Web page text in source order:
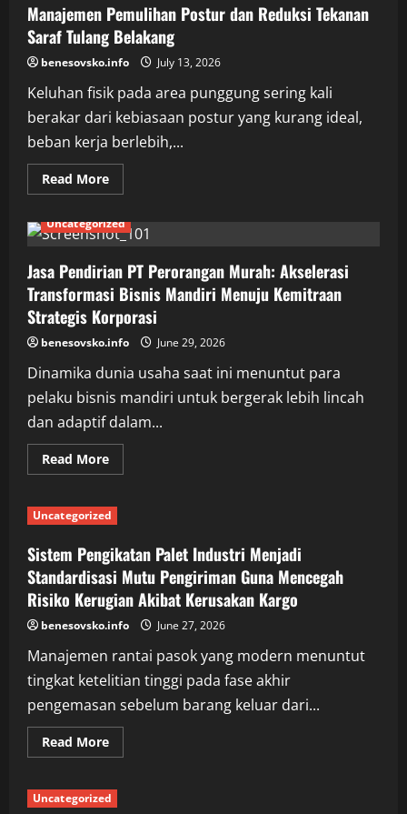
Solusi
Legalitas
Cepat
dan
Aman
untuk
Skala
Up
Bisnis
Guna
Mempercepat
Ekspansi
Pasar
Manajemen Pemulihan Postur dan Reduksi Tekanan
Saraf Tulang Belakang
benesovsko.info July 13, 2026
Keluhan fisik pada area punggung sering kali
berakar dari kebiasaan postur yang kurang ideal,
beban kerja berlebih,...
Read MoreRead
more
Pemulihan
Postur
Reduksi
Tekanan
Saraf
Tulang
Belakang
Uncategorized
Jasa Pendirian PT Perorangan Murah: Akselerasi
Transformasi Bisnis Mandiri Menuju Kemitraan
Strategis Korporasi
benesovsko.info June 29, 2026
Dinamika dunia usaha saat ini menuntut para
pelaku bisnis mandiri untuk bergerak lebih lincah
dan adaptif dalam...
Read MoreRead
more
Pendirian
PT
Murah:
Akselerasi
Transformasi
Bisnis
Mandiri
Menuju
Kemitraan
Strategis
Korporasi
Uncategorized
Sistem Pengikatan Palet Industri Menjadi
Standardisasi Mutu Pengiriman Guna Mencegah
Risiko Kerugian Akibat Kerusakan Kargo
benesovsko.info June 27, 2026
Manajemen rantai pasok yang modern menuntut
tingkat ketelitian tinggi pada fase akhir
pengemasan sebelum barang keluar dari...
Read MoreRead
more
Pengikatan
Palet
Uncategorized